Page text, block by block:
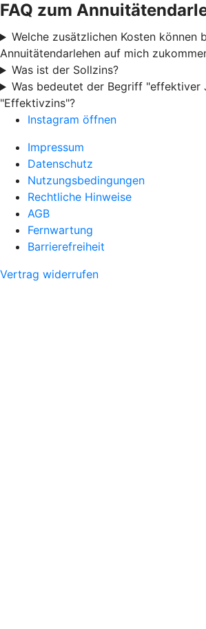
FAQ zum
Welche zusätzlichen Kosten können
Annuitätendarlehen auf mich
Was ist der Sollzins?
Was bedeutet der Begriff "effektiver
"Effektivzins"?
Instagram öffnen
Impressum
Datenschutz
Nutzungsbedingungen
Rechtliche Hinweise
AGB
Fernwartung
Barrierefreiheit
Vertrag widerrufen